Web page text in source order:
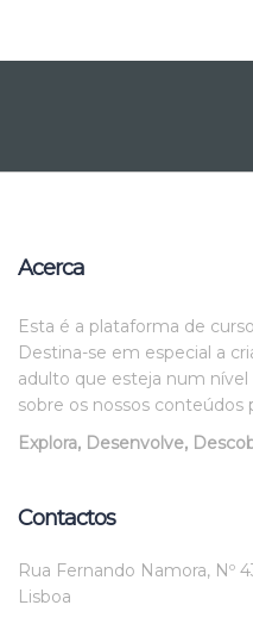
Acerca
Esta é a plataforma de
Destina-se em especial a
adulto que esteja num
sobre os nossos
Explora, Desenvolve,
Contactos
Rua Fernando Namora, Nº
Lisboa